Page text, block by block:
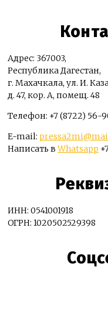
Адрес: 367003,
Республика Дагестан,
г. Махачкала, ул. И.
д. 47, кор. А, помещ. 48
Телефон: +7 (8722) 56-
E-mail:
Написать вWhatsapp
ИНН: 0541001918
ОГРН: 1020502529398